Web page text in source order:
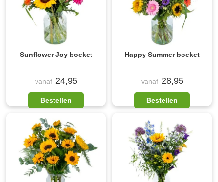
Sunflower Joy boeket
vanaf 24,95
Bestellen
Happy Summer boeket
vanaf 28,95
Bestellen